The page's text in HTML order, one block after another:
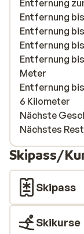
Entfernung
Entfernung
Entfernung
Entfernung
Entfernung
Meter
Entfernung
6 Kilometer
Nächste
Nächstes
Skipass/
Skipass
Skikurse